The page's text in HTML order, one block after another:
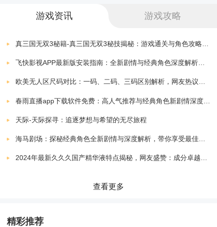
1)非性格一入即上手，这款游戏简单易上手，鼓励每个
2)值得下载的游戏，这款游戏的特色非常的丰富多样，
是一款非常值得下载的休闲游戏。
3)丰厚奖励，完成每一个关卡任务可以获得很多的金币
奖励，让玩家感觉非常的划算。
游戏资讯 游戏攻略
真三国无双3秘籍-真三国无双3秘技揭秘：游戏通关与角色攻略全解析
飞快影视APP最新版安装指南：全新剧情与经典角色深度解析，带你体验极致观影快感
欧美无人区尺码对比：一码、二码、三码区别解析，网友热议：选择更精准，购物无忧！
天际-天际探寻：追逐梦想与希望的无尽旅程
查看更多
精彩推荐